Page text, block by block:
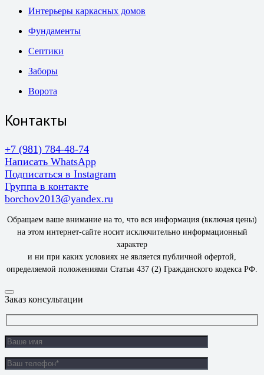
Интерьеры каркасных домов
Фундаменты
Септики
Заборы
Ворота
Контакты
+7 (981) 784-48-74
Написать WhatsApp
Подписаться в Instagram
Группа в контакте
borchov2013@yandex.ru
Обращаем ваше внимание на то, что вся информация (включая цены)
на этом интернет-сайте носит исключительно информационный
характер
и ни при каких условиях не является публичной офертой,
определяемой положениями Статьи 437 (2) Гражданского кодекса РФ.
Заказ консультации